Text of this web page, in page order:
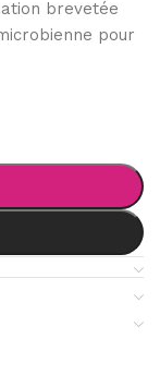
brevetée
pour